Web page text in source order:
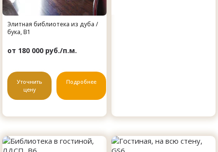
Элитная библиотека из дуба /
бука, B1
от 180 000 руб./п.м.
Уточнить
цену
Подробнее